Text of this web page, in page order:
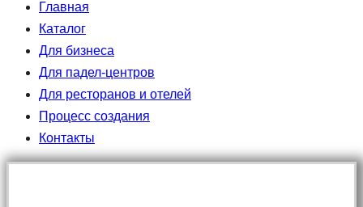
Главная
Каталог
Для бизнеса
Для падел-центров
Для ресторанов и отелей
Процесс создания
Контакты